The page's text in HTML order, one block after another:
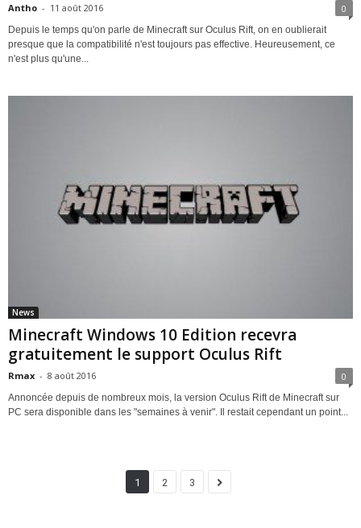
Antho - 11 août 2016 0
Depuis le temps qu'on parle de Minecraft sur Oculus Rift, on en oublierait
presque que la compatibilité n'est toujours pas effective. Heureusement, ce
n'est plus qu'une...
News
Minecraft Windows 10 Edition recevra
gratuitement le support Oculus Rift
Rmax - 8 août 2016 0
Annoncée depuis de nombreux mois, la version Oculus Rift de Minecraft sur
PC sera disponible dans les "semaines à venir". Il restait cependant un point...
1 2 3